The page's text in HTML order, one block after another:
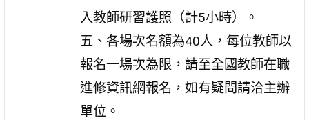
入教師研習護照（計5小時）。
五、各場次名額為40人，每位教師以
報名一場次為限，請至全國教師在職
進修資訊網報名，如有疑問請洽主辦
單位。